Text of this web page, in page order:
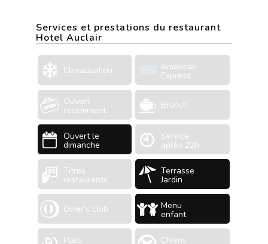
Services et prestations du restaurant
Hotel Auclair
Climatisation American
Express
Ouvert
récemment Brunch
Ouvert le
dimanche
Service
après 22h
Titres
restaurants
Terrasse
Jardin
Diner's club Menu
enfant
Plats Chiens